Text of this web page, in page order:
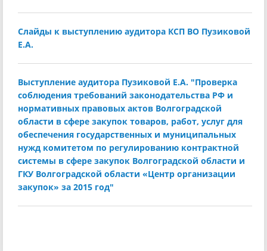
Слайды к выступлению аудитора КСП ВО Пузиковой
Е.А.
Выступление аудитора Пузиковой Е.А. "Проверка
соблюдения требований законодательства РФ и
нормативных правовых актов Волгоградской
области в сфере закупок товаров, работ, услуг для
обеспечения государственных и муниципальных
нужд комитетом по регулированию контрактной
системы в сфере закупок Волгоградской области и
ГКУ Волгоградской области «Центр организации
закупок» за 2015 год"